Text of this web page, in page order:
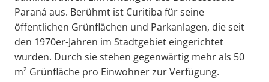
Paraná aus. Berühmt ist Curitiba für seine
öffentlichen Grünflächen und Parkanlagen, die seit
den 1970er-Jahren im Stadtgebiet eingerichtet
wurden. Durch sie stehen gegenwärtig mehr als 50
m² Grünfläche pro Einwohner zur Verfügung.